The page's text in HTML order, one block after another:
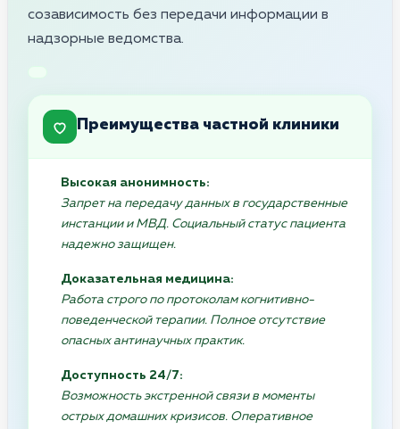
созависимость без передачи информации в
надзорные ведомства.
Преимущества частной клиники
Высокая анонимность:
Запрет на передачу данных в государственные
инстанции и МВД. Социальный статус пациента
надежно защищен.
Доказательная медицина:
Работа строго по протоколам когнитивно-
поведенческой терапии. Полное отсутствие
опасных антинаучных практик.
Доступность 24/7:
Возможность экстренной связи в моменты
острых домашних кризисов. Оперативное